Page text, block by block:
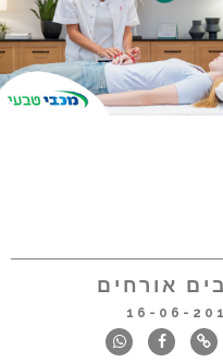
אורחים
16-06-